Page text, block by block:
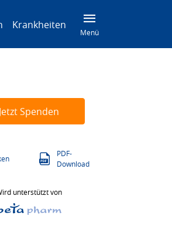
Krankheiten
Menü
Jetzt Spenden
PDF-
Download
unterstützt von